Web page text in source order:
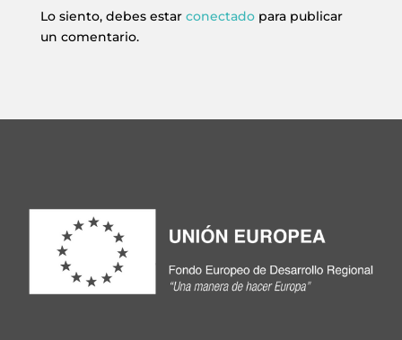
Lo siento, debes estar conectadopara publicar
un comentario.